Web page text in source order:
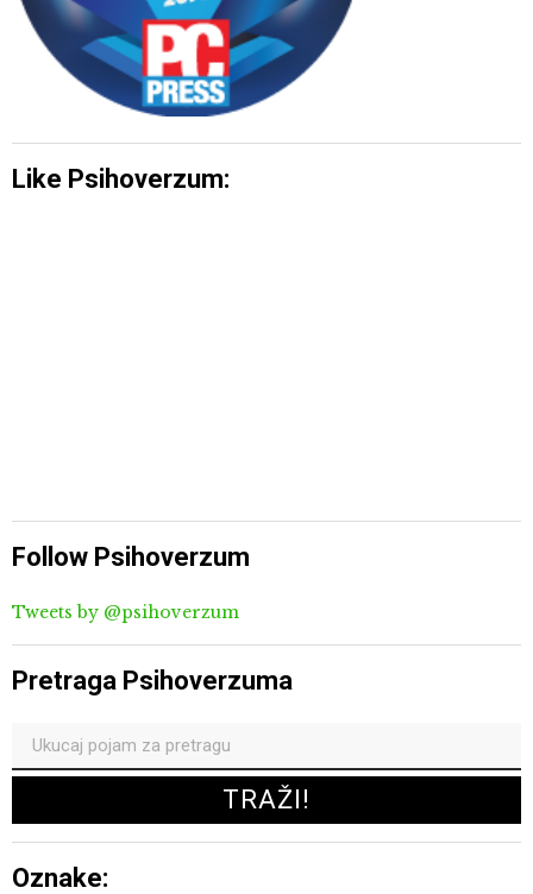
Like Psihoverzum:
Follow Psihoverzum
Tweets by @psihoverzum
Pretraga Psihoverzuma
Oznake: